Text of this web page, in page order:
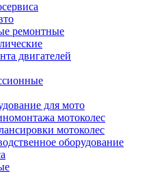
ремонтные
двигателей
для мото
мотоколес
мотоколес
оборудование